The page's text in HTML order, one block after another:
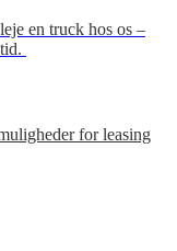
en truck hos os –
for leasing